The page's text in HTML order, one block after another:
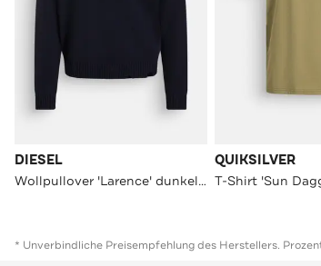
DIESEL
Wollpullover 'Larence' dunkelblau
QUIKSILVER
T-Shirt 'Sun
* Unverbindliche Preisempfehlung des Herstellers.